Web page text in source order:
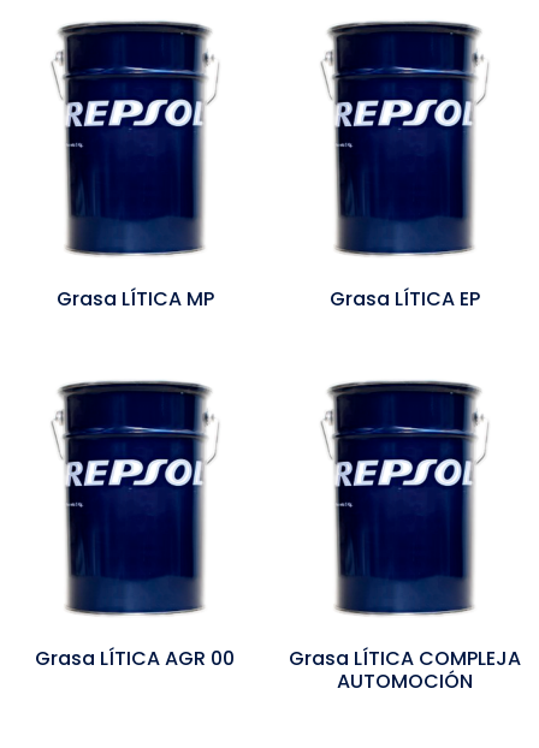
Grasa LÍTICA MP Grasa LÍTICA EP
Grasa LÍTICA AGR 00
Grasa LÍTICA COMPLEJA
AUTOMOCIÓN